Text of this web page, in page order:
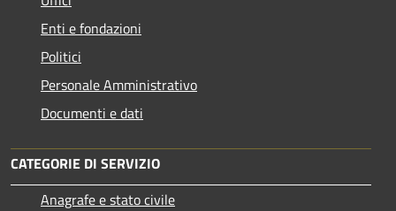
Enti e fondazioni
Politici
Personale Amministrativo
Documenti e dati
CATEGORIE DI SERVIZIO
Anagrafe e stato civile